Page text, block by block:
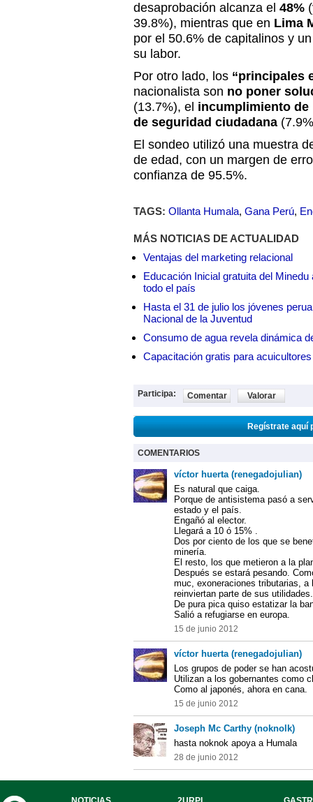
desaprobación alcanza el 48%
39.8%), mientras que en Lima
por el 50.6% de capitalinos y
su labor.
Por otro lado, los “principales
nacionalista son no poner
(13.7%), el incumplimiento de
de seguridad ciudadana
El sondeo utilizó una muestra
de edad, con un margen de
confianza de 95.5%.
TAGS: Ollanta Humala, Gana Perú,
MÁS NOTICIAS DE ACTUALIDAD
Ventajas del marketing relacional
Educación Inicial gratuita del
todo el país
Hasta el 31 de julio los jóvenes
Nacional de la Juventud
Consumo de agua revela dinámica
Capacitación gratis para
Participa: Comentar Valorar
Regístrate aquí
COMENTARIOS
víctor huerta (renegadojulian)
Es natural que caiga.
Porque de antisistema pasó a
estado y el país.
Engañó al elector.
Llegará a 10 ó 15% .
Dos por ciento de los que se
minería.
El resto, los que metieron a la
Después se estará pesando.
muc, exoneraciones tributarias,
reinviertan parte de sus
De pura pica quiso estatizar la
Salió a refugiarse en europa.
15 de junio 2012
víctor huerta (renegadojulian)
Los grupos de poder se han
Utilizan a los gobernantes como
Como al japonés, ahora en cana.
15 de junio 2012
Joseph Mc Carthy (noknolk)
hasta noknok apoya a Humala
28 de junio 2012